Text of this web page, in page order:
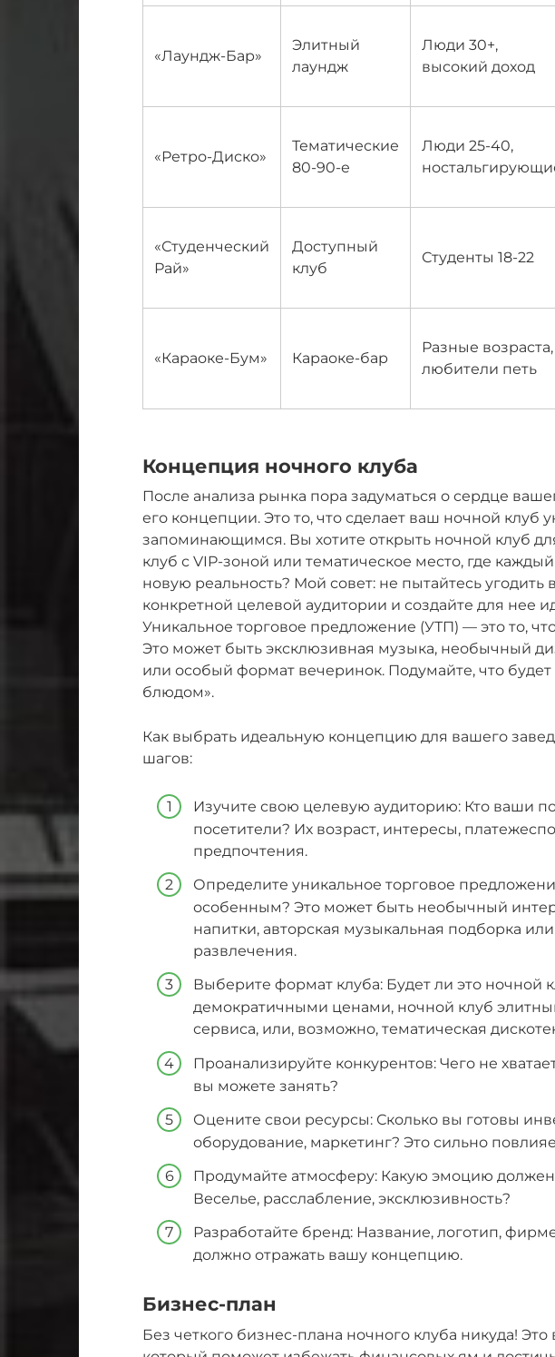
«Лаундж-Бар»
Элитный
лаундж
Люди 30+,
высокий доход
«Ретро-Диско»
Тематические
80-90-е
Люди 25-40,
«Студенческий
Рай»
Доступный
клуб
Студенты 18-22
«Караоке-Бум» Караоке-бар
Разные возраста,
любители петь
Концепция ночного клуба
После анализа рынка пора задуматься о сердце
его концепции. Это то, что сделает ваш ночной клуб
запоминающимся. Вы хотите открыть ночной клуб
клуб с VIP-зоной или тематическое место, где
новую реальность? Мой совет: не пытайтесь угодить
конкретной целевой аудитории и создайте для нее
Уникальное торговое предложение (УТП) — это то,
Это может быть эксклюзивная музыка, необычный
или особый формат вечеринок. Подумайте, что
блюдом».
Как выбрать идеальную концепцию для вашего
шагов:
Изучите свою целевую аудиторию: Кто ваши
посетители? Их возраст, интересы,
предпочтения.
Определите уникальное торговое
особенным? Это может быть необычный
напитки, авторская музыкальная подборка
развлечения.
Выберите формат клуба: Будет ли это ночной
демократичными ценами, ночной клуб
сервиса, или, возможно, тематическая
Проанализируйте конкурентов: Чего не
вы можете занять?
Оцените свои ресурсы: Сколько вы готовы
оборудование, маркетинг? Это сильно
Продумайте атмосферу: Какую эмоцию
Веселье, расслабление, эксклюзивность?
Разработайте бренд: Название, логотип,
должно отражать вашу концепцию.
Бизнес-план
Без четкого бизнес-плана ночного клуба никуда!